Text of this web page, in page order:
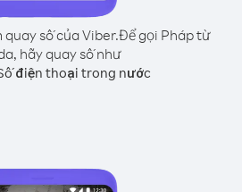
số của Viber.Để gọi Pháp từ
hãy quay số như
điện thoại trong nước